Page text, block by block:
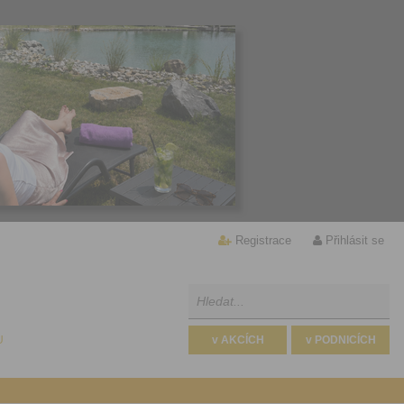
Registrace Přihlásit se